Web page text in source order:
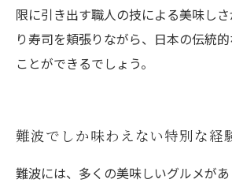
限に引き出す職人の技による美味し
り寿司を頬張りながら、日本の伝統
ことができるでしょう。
難波でしか味わえない特別な経
難波には、多くの美味しいグルメが